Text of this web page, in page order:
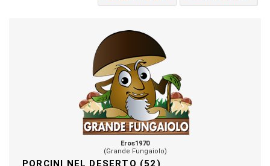
Eros1970
(Grande Fungaiolo)
PORCINI NEL DESERTO (52)